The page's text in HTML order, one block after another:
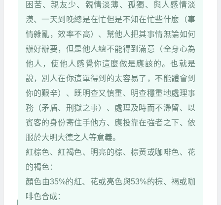
困苦、親友少、親情淡薄、孤獨、與人感情淡
漠、一天到晚總是在忙但是不知在忙些什麼（事
情雜亂，效率不高）、幫他人把其事情無論如何
辦好辦要，但是他人總不能得到滿意（全身心為
他人，使他人感覺你這麼做是應該的。也就是
說，別人在你這單得到的太容易了，不能體會到
你的艱辛）、既明查又慎重、明查穩重地處理事
務（矛盾、刑獄之事）、處理及時而不滯留、以
賓客的身份寄住手他方、應投靠在強者之下、依
服於大明大德之人等意義。
紅棕色、紅褐色、明亮的棕、棕黃或咖啡色、花
的褐色：
顏色由35%的紅、花或亮色與53%的棕、褐或咖
啡色合成：